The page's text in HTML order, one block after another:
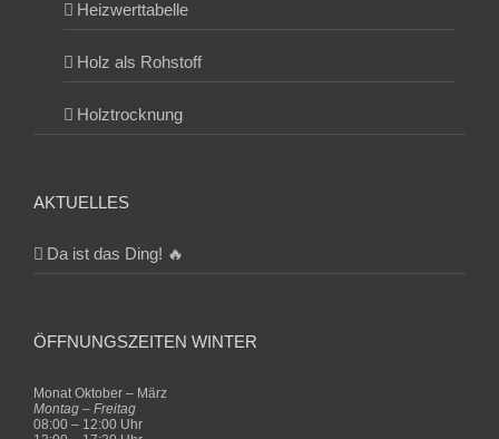
Heizwerttabelle
Holz als Rohstoff
Holztrocknung
AKTUELLES
Da ist das Ding! 🔥
ÖFFNUNGSZEITEN WINTER
Monat Oktober – März
Montag – Freitag
08:00 – 12:00 Uhr